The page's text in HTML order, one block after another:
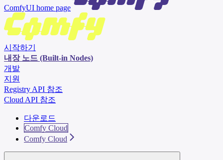
ComfyUI home page
시작하기
내장 노드 (Built-in Nodes)
개발
지원
Registry API 참조
Cloud API 참조
다운로드
Comfy Cloud
Comfy Cloud